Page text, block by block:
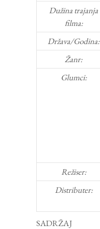
Dužina trajanja
filma:
Država/Godina:
Žanr:
Glumci:
Režiser:
Distributer:
SADRŽAJ